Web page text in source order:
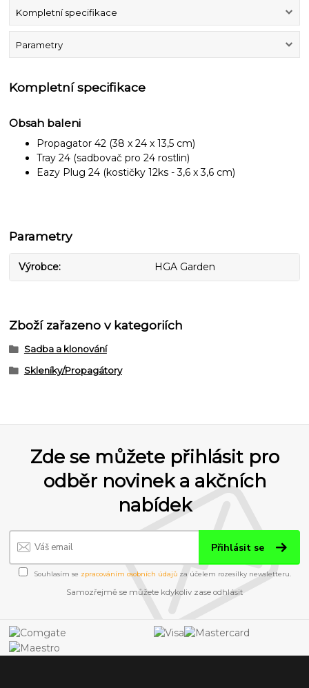
Kompletní specifikace
Parametry
Kompletní specifikace
Obsah baleni
Propagator 42 (38 x 24 x 13,5 cm)
Tray 24 (sadbovač pro 24 rostlin)
Eazy Plug 24 (kostičky 12ks - 3,6 x 3,6 cm)
Parametry
Výrobce HGA Garden
Zboží zařazeno v kategoriích
Sadba a klonování
Skleníky/Propagátory
Zde se můžete přihlásit pro
odběr novinek a akčních
nabídek
Přihlásit se
Souhlasím se zpracováním osobních údajůza účelem rozesílky newsletteru.
Samozřejmě se můžete kdykoliv zase odhlásit